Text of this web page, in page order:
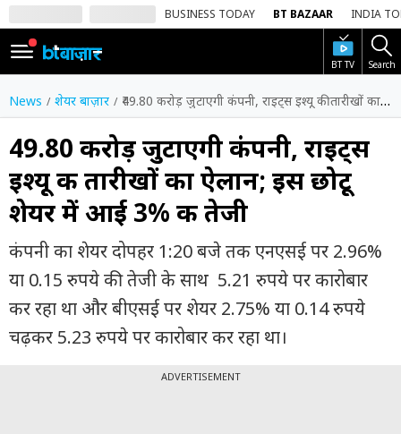
BUSINESS TODAY BT BAZAAR INDIA
BT TV Search
SIGN
IN
Dark
Mode
होम
शेयर
बाज़ार
वीडियो
ट्रेंडिंग
News शेयर बाज़ार ₹49.80 करोड़ जुटाएगी कंपनी, राइट्स इश्यू की तारीखों का ऐलान; इस छोटू शेयर में आई 3% की तेजी
₹49.80 करोड़ जुटाएगी कंपनी, राइट्स
इश्यू की तारीखों का ऐलान; इस छोटू
शेयर में आई 3% की तेजी
कंपनी का शेयर दोपहर 1:20 बजे तक एनएसई पर 2.96%
या 0.15 रुपये की तेजी के साथ 5.21 रुपये पर कारोबार
कर रहा था और बीएसई पर शेयर 2.75% या 0.14 रुपये
चढ़कर 5.23 रुपये पर कारोबार कर रहा था।
ADVERTISEMENT